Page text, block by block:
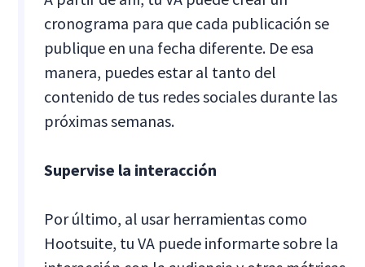
cronograma para que cada publicación se
publique en una fecha diferente. De esa
manera, puedes estar al tanto del
contenido de tus redes sociales durante las
próximas semanas.
Supervise la interacción
Por último, al usar herramientas como
Hootsuite, tu VA puede informarte sobre la